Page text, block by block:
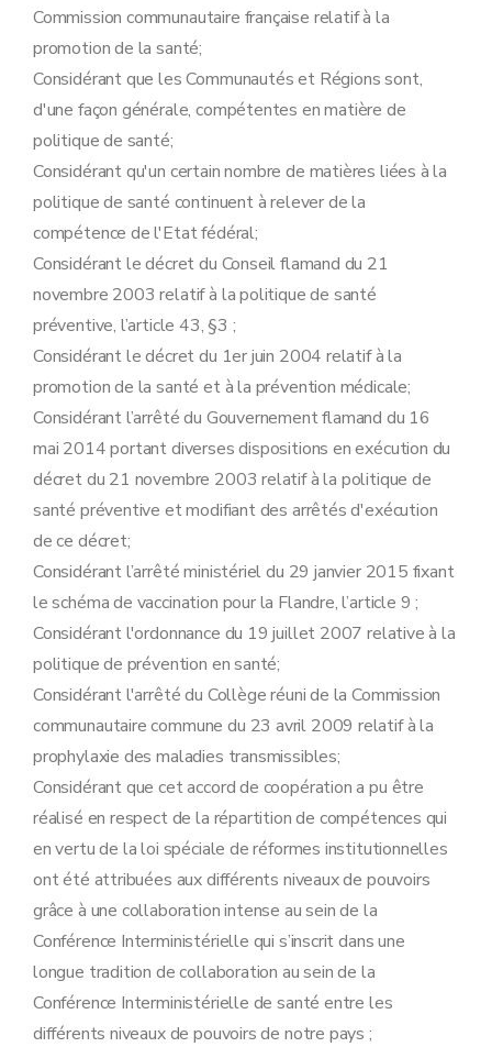
Commission communautaire française relatif à la
promotion de la santé;
Considérant que les Communautés et Régions sont,
d'une façon générale, compétentes en matière de
politique de santé;
Considérant qu'un certain nombre de matières liées à la
politique de santé continuent à relever de la
compétence de l'Etat fédéral;
Considérant le décret du Conseil flamand du 21
novembre 2003 relatif à la politique de santé
préventive, l’article 43, §3 ;
Considérant le décret du 1er juin 2004 relatif à la
promotion de la santé et à la prévention médicale;
Considérant l’arrêté du Gouvernement flamand du 16
mai 2014 portant diverses dispositions en exécution du
décret du 21 novembre 2003 relatif à la politique de
santé préventive et modifiant des arrêtés d'exécution
de ce décret;
Considérant l’arrêté ministériel du 29 janvier 2015 fixant
le schéma de vaccination pour la Flandre, l’article 9 ;
Considérant l'ordonnance du 19 juillet 2007 relative à la
politique de prévention en santé;
Considérant l'arrêté du Collège réuni de la Commission
communautaire commune du 23 avril 2009 relatif à la
prophylaxie des maladies transmissibles;
Considérant que cet accord de coopération a pu être
réalisé en respect de la répartition de compétences qui
en vertu de la loi spéciale de réformes institutionnelles
ont été attribuées aux différents niveaux de pouvoirs
grâce à une collaboration intense au sein de la
Conférence Interministérielle qui s’inscrit dans une
longue tradition de collaboration au sein de la
Conférence Interministérielle de santé entre les
différents niveaux de pouvoirs de notre pays ;